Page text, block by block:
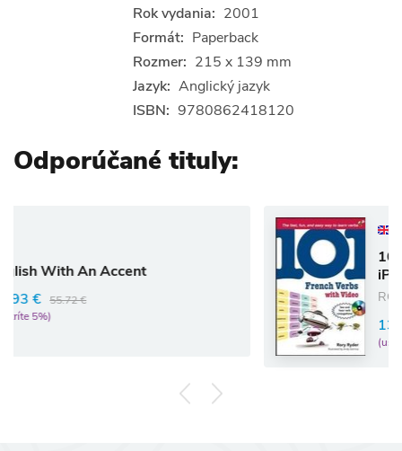
Rok vydania: 2001
Formát: Paperback
Rozmer: 215 x 139 mm
Jazyk: Anglický jazyk
ISBN: 9780862418120
Odporúčané tituly:
Anglický jazyk
101 French
iPod
RORY RYDER
13.05 € 13.74 €
(ušetríte 5%)